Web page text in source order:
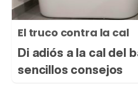
El truco contra la cal
Di adiós a la cal del
sencillos consejos